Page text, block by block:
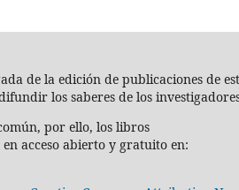
de la edición de publicaciones de
los saberes de los
por ello, los libros
acceso abierto y gratuito en: